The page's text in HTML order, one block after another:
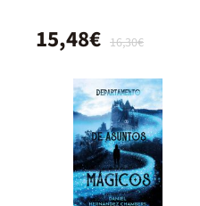
16,30€
15,48€